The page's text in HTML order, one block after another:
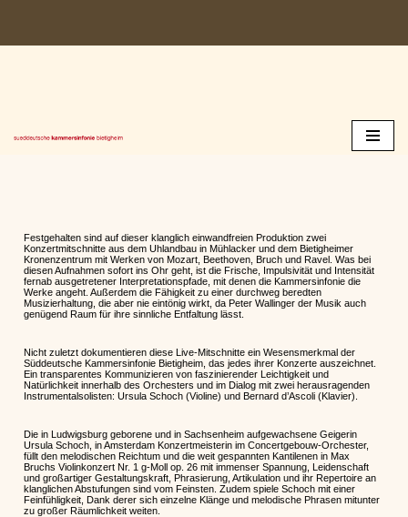
Zum
Festgehalten sind auf dieser klanglich einwandfreien Produktion zwei
Konzertmitschnitte aus dem Uhlandbau in Mühlacker und dem Bietigheimer
Kronenzentrum mit Werken von Mozart, Beethoven, Bruch und Ravel. Was bei
diesen Aufnahmen sofort ins Ohr geht, ist die Frische, Impulsivität und Intensität
fernab ausgetretener Interpretationspfade, mit denen die Kammersinfonie die
Werke angeht. Außerdem die Fähigkeit zu einer durchweg beredten
Musizierhaltung, die aber nie eintönig wirkt, da Peter Wallinger der Musik auch
genügend Raum für ihre sinnliche Entfaltung lässt.
Nicht zuletzt dokumentieren diese Live-Mitschnitte ein Wesensmerkmal der
Süddeutsche Kammersinfonie Bietigheim, das jedes ihrer Konzerte auszeichnet.
Ein transparentes Kommunizieren von faszinierender Leichtigkeit und
Natürlichkeit innerhalb des Orchesters und im Dialog mit zwei herausragenden
Instrumentalsolisten: Ursula Schoch (Violine) und Bernard d’Ascoli (Klavier).
Die in Ludwigsburg geborene und in Sachsenheim aufgewachsene Geigerin
Ursula Schoch, in Amsterdam Konzertmeisterin im Concertgebouw-Orchester,
füllt den melodischen Reichtum und die weit gespannten Kantilenen in Max
Bruchs Violinkonzert Nr. 1 g-Moll op. 26 mit immenser Spannung, Leidenschaft
und großartiger Gestaltungskraft, Phrasierung, Artikulation und ihr Repertoire an
klanglichen Abstufungen sind vom Feinsten. Zudem spiele Schoch mit einer
Feinfühligkeit, Dank derer sich einzelne Klänge und melodische Phrasen mitunter
zu großer Räumlichkeit weiten.